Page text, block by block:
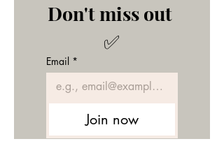
Don't miss out
✅
Email *
Join now